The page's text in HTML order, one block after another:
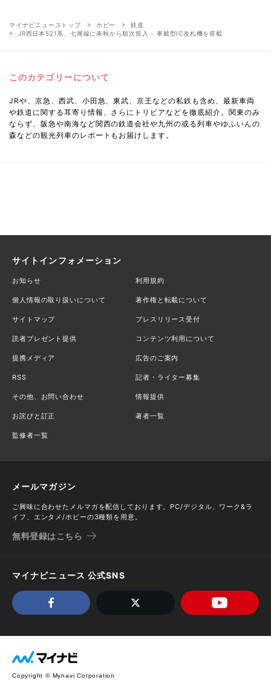
マイナビニューストップ ホビー
鉄道
JR西日本521系、七尾線に来秋から順次投入 - 車載型IC改札機を搭載
このカテゴリーについて
JRや、京急、西武、小田急、東武、京王などの私鉄も含め、最新車両
や鉄道に関する耳寄り情報、さらにトリビアなどを徹底紹介。関東のみ
ならず、阪急や南海など関西の鉄道会社や九州の或る列車やゆふいんの
森などの観光列車のレポートもお届けします。
サイトインフォメーション
お知らせ 利用規約
個人情報の取り扱いについて 著作権と転載について
サイトマップ プレスリリース受付
読者プレゼント提供 コンテンツ利用について
提携メディア 広告のご案内
RSS 記者・ライター募集
その他、お問い合わせ 情報提供
お詫びと訂正 著者一覧
監修者一覧
メールマガジン
ご興味に合わせたメルマガを配信しております。PC/デジタル、ワーク&ラ
イフ、エンタメ/ホビーの3種類を用意。
無料登録はこちら
マイナビニュース 公式SNS
Copyright © Mynavi Corporation